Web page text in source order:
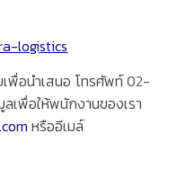
logistics
เพื่อนำเสนอ โทรศัพท์02-
เพื่อให้พนักงานของเรา
หรืออีเมล์